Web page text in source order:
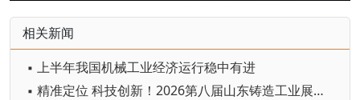
相关新闻
▪ 上半年我国机械工业经济运行稳中有进
▪ 精准定位 科技创新！2026第八届山东铸造工业展览会在青岛开幕